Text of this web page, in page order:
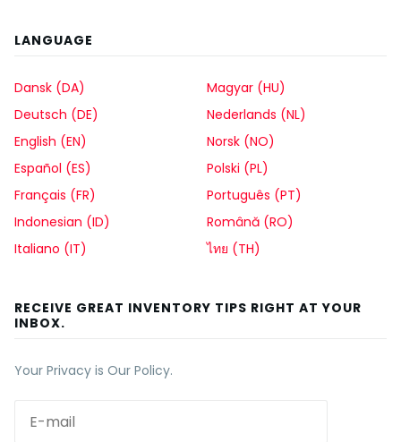
LANGUAGE
Dansk (DA)
Deutsch (DE)
English (EN)
Español (ES)
Français (FR)
Indonesian (ID)
Italiano (IT)
Magyar (HU)
Nederlands (NL)
Norsk (NO)
Polski (PL)
Português (PT)
Română (RO)
ไทย (TH)
RECEIVE GREAT INVENTORY TIPS RIGHT AT YOUR
INBOX.
Your Privacy is Our Policy.